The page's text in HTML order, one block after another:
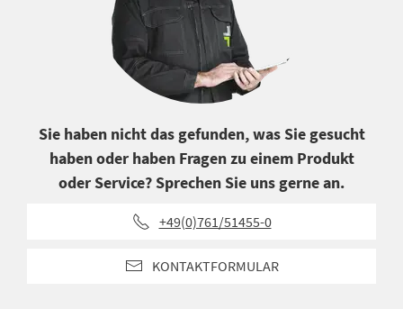
Sie haben nicht das gefunden, was Sie gesucht
haben oder haben Fragen zu einem Produkt
oder Service? Sprechen Sie uns gerne an.
+49(0)761/51455-0
KONTAKTFORMULAR